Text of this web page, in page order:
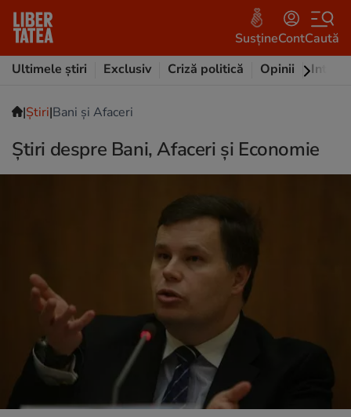
SusțineContCaută
Ultimele știri
Exclusiv Criză politică Opinii
|Ştiri|Bani și Afaceri
Știri despre Bani, Afaceri și Economie